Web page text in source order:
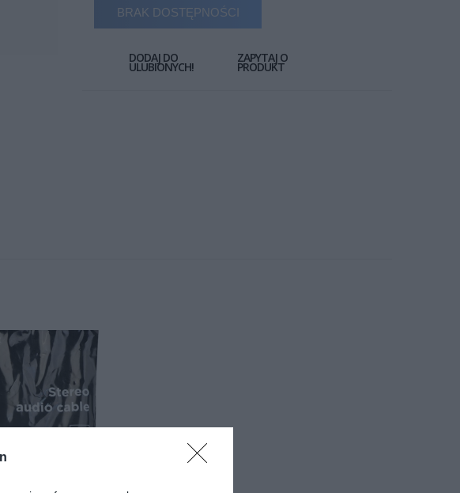
BRAK DOSTĘPNOŚCI
DODAJ DO
ULUBIONYCH!
ZAPYTAJ O
PRODUKT